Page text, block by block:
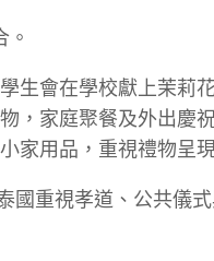
。
生會在學校獻上茉莉
，家庭聚餐及外出慶
家用品，重視禮物呈
國重視孝道、公共儀式